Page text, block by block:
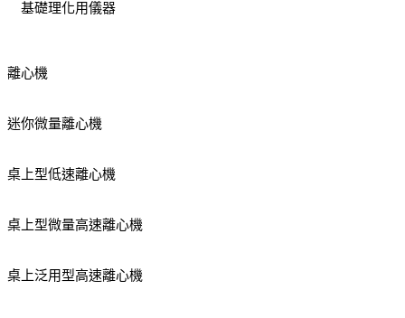
基礎理化用儀器
離心機
迷你微量離心機
桌上型低速離心機
桌上型微量高速離心機
桌上泛用型高速離心機